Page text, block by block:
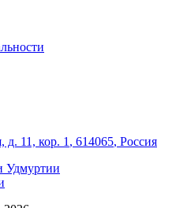
д. 11, кор. 1 , 614065, Россия
Удмуртии